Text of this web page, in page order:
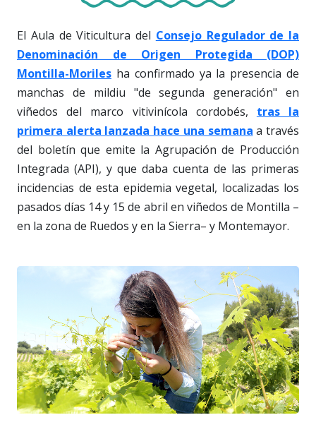
El Aula de Viticultura del Consejo Regulador de la
Denominación de Origen Protegida (DOP)
Montilla-Moriles ha confirmado ya la presencia de
manchas de mildiu "de segunda generación" en
viñedos del marco vitivinícola cordobés, tras la
primera alerta lanzada hace una semana a través
del boletín que emite la Agrupación de Producción
Integrada (API), y que daba cuenta de las primeras
incidencias de esta epidemia vegetal, localizadas los
pasados días 14 y 15 de abril en viñedos de Montilla –
en la zona de Ruedos y en la Sierra– y Montemayor.